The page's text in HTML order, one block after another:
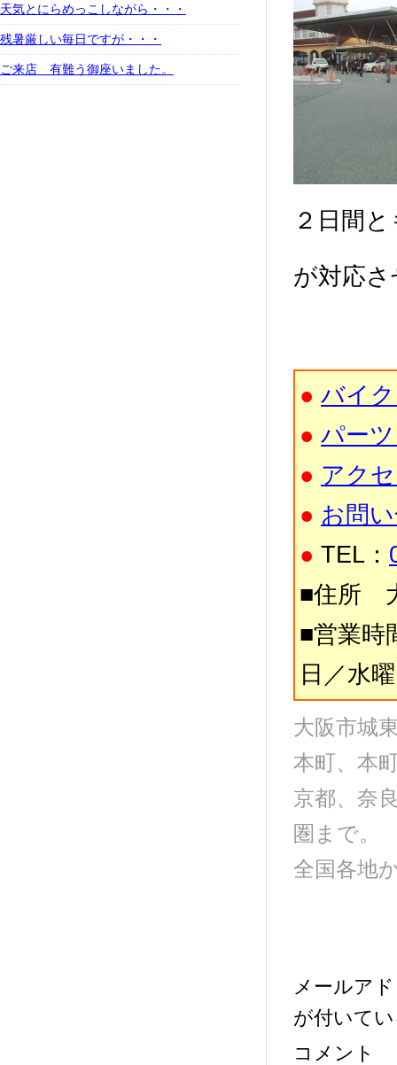
天気とにらめっこしながら・・・
残暑厳しい毎日ですが・・・
ご来店 有難う御座いました。
２日間
が対応
● バイ
● パー
● アク
● お問
● TEL：
■住所
■営業時
日／水
大阪市城
本町、本
京都、奈
圏まで。
全国各地
メールア
が付いて
コメント